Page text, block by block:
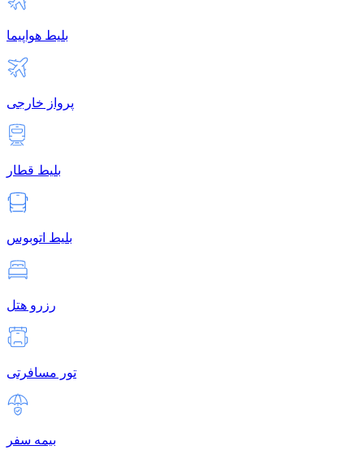
بلیط هواپیما
پرواز خارجی
بلیط قطار
بلیط اتوبوس
رزرو هتل
تور مسافرتی
بیمه سفر